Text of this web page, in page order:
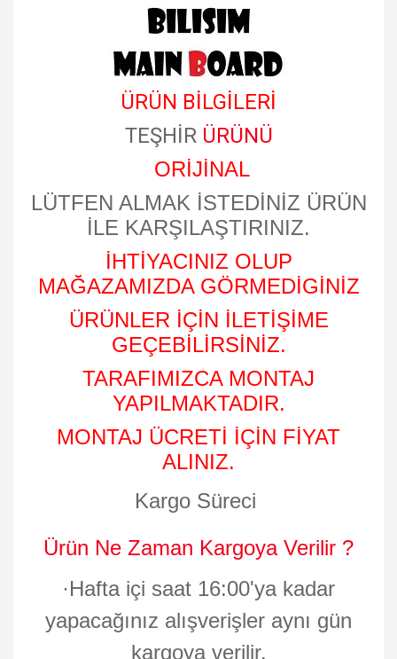
ÜRÜN BİLGİLERİ
TEŞHİR ÜRÜNÜ
ORİJİNAL
LÜTFEN ALMAK İSTEDİNİZ ÜRÜN
İLE KARŞILAŞTIRINIZ.
İHTİYACINIZ OLUP
MAĞAZAMIZDA GÖRMEDİGİNİZ
ÜRÜNLER İÇİN İLETİŞİME
GEÇEBİLİRSİNİZ.
TARAFIMIZCA MONTAJ
YAPILMAKTADIR.
MONTAJ ÜCRETİ İÇİN FİYAT
ALINIZ.
Kargo Süreci
Ürün Ne Zaman Kargoya Verilir ?
·Hafta içi saat 16:00'ya kadar
yapacağınız alışverişler aynı gün
kargoya verilir.